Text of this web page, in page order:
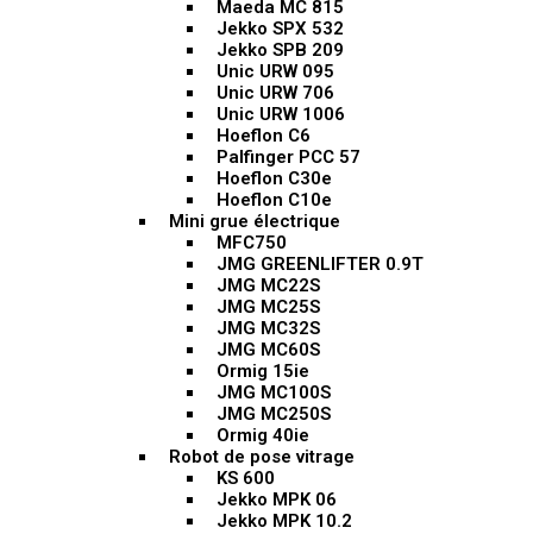
Maeda MC 815
Jekko SPX 532
Jekko SPB 209
Unic URW 095
Unic URW 706
Unic URW 1006
Hoeflon C6
Palfinger PCC 57
Hoeflon C30e
Hoeflon C10e
Mini grue électrique
MFC750
JMG GREENLIFTER 0.9T
JMG MC22S
JMG MC25S
JMG MC32S
JMG MC60S
Ormig 15ie
JMG MC100S
JMG MC250S
Ormig 40ie
Robot de pose vitrage
KS 600
Jekko MPK 06
Jekko MPK 10.2